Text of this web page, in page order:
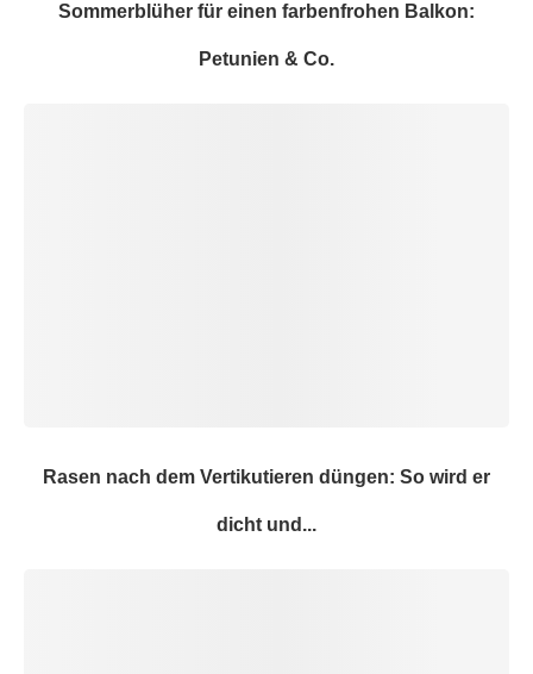
Sommerblüher für einen farbenfrohen Balkon:
Petunien & Co.
Rasen nach dem Vertikutieren düngen: So wird er
dicht und...